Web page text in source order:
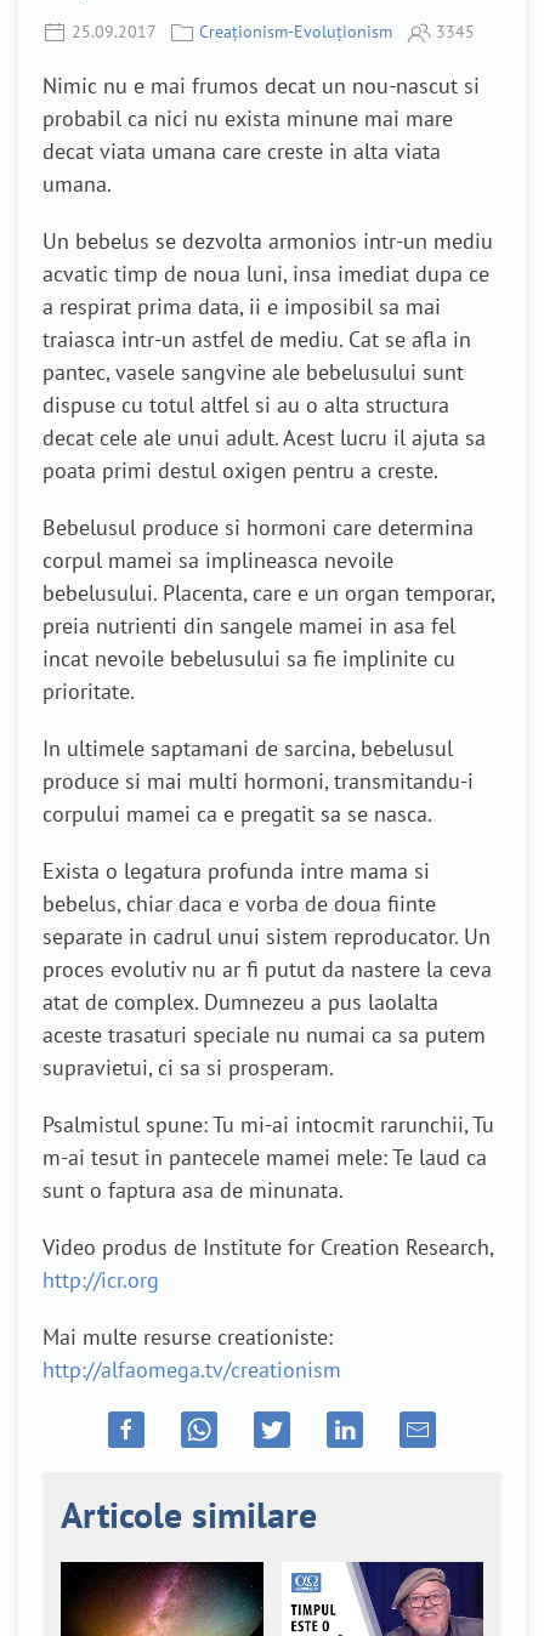
25.09.2017 Creaționism-Evoluționism 3345
Nimic nu e mai frumos decat un nou-nascut si
probabil ca nici nu exista minune mai mare
decat viata umana care creste in alta viata
umana.
Un bebelus se dezvolta armonios intr-un mediu
acvatic timp de noua luni, insa imediat dupa ce
a respirat prima data, ii e imposibil sa mai
traiasca intr-un astfel de mediu. Cat se afla in
pantec, vasele sangvine ale bebelusului sunt
dispuse cu totul altfel si au o alta structura
decat cele ale unui adult. Acest lucru il ajuta sa
poata primi destul oxigen pentru a creste.
Bebelusul produce si hormoni care determina
corpul mamei sa implineasca nevoile
bebelusului. Placenta, care e un organ temporar,
preia nutrienti din sangele mamei in asa fel
incat nevoile bebelusului sa fie implinite cu
prioritate.
In ultimele saptamani de sarcina, bebelusul
produce si mai multi hormoni, transmitandu-i
corpului mamei ca e pregatit sa se nasca.
Exista o legatura profunda intre mama si
bebelus, chiar daca e vorba de doua fiinte
separate in cadrul unui sistem reproducator. Un
proces evolutiv nu ar fi putut da nastere la ceva
atat de complex. Dumnezeu a pus laolalta
aceste trasaturi speciale nu numai ca sa putem
supravietui, ci sa si prosperam.
Psalmistul spune: Tu mi-ai intocmit rarunchii, Tu
m-ai tesut in pantecele mamei mele: Te laud ca
sunt o faptura asa de minunata.
Video produs de Institute for Creation Research,
http://icr.org
Mai multe resurse creationiste:
http://alfaomega.tv/creationism
Articole similare